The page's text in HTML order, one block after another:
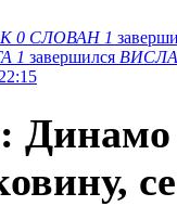
0 СЛОВАН 1
1 завершился
22:15